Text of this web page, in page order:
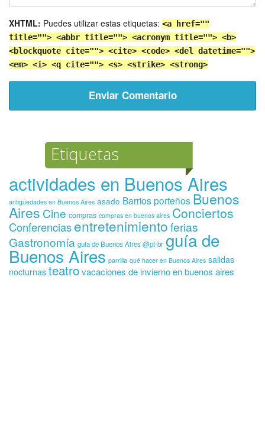
XHTML: Puedes utilizar estas etiquetas: <a href=""
title=""> <abbr title=""> <acronym title=""> <b>
<blockquote cite=""> <cite> <code> <del datetime="">
<em> <i> <q cite=""> <s> <strike> <strong>
Etiquetas
actividades en Buenos Aires
antigüedades en Buenos Aires asado Barrios porteños Buenos
Aires Cine compras compras en buenos aires Conciertos
Conferenciasentretenimientoferias
Gastronomía guia de Buenos Aires @pt-br guía de
Buenos Aires parrilla qué hacer en Buenos Aires salidas
nocturnas teatrovacaciones de invierno en buenos aires